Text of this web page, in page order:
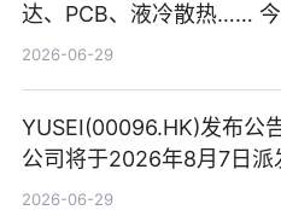
达、PCB、液冷散热…… 今
讯
2026-06-29
YUSEI(00096.HK)发布公
公司将于2026年8月7日派
期股息每股人民币0.013元
2026-06-29